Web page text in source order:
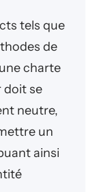
tels que
de
charte
doit se
neutre,
un
ainsi